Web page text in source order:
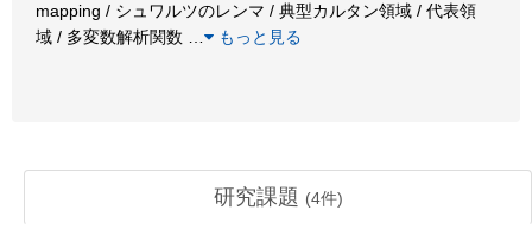
mapping / シュワルツのレンマ / 典型カルタン領域 / 代表領
域 / 多変数解析関数
もっと見る
研究課題 (4件)